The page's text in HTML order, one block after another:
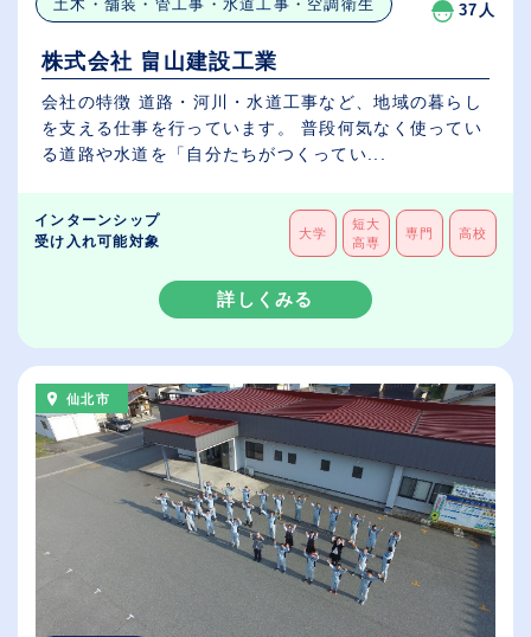
土木・舗装・管工事・水道工事・空調衛生 37人
株式会社 畠山建設工業
会社の特徴 道路・河川・水道工事など、地域の暮らし
を支える仕事を行っています。 普段何気なく使ってい
る道路や水道を「自分たちがつくってい...
インターンシップ
受け入れ可能対象
大学
短大
高専
専門 高校
詳しくみる
仙北市